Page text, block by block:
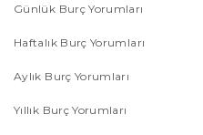
Günlük Burç Yorumları
Haftalık Burç Yorumları
Aylık Burç Yorumları
Yıllık Burç Yorumları